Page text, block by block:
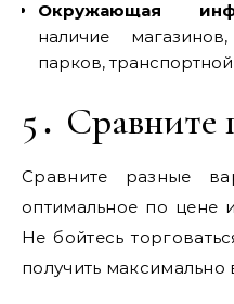
Окружающая
наличие
парков, транспортной
5․ Сравните
Сравните разные
оптимальное по цене
Не бойтесь
получить максимально